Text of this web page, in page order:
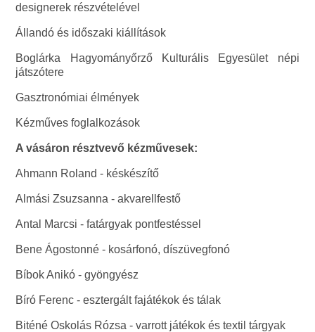
designerek részvételével
Állandó és időszaki kiállítások
Boglárka Hagyományőrző Kulturális Egyesület népi
játszótere
Gasztronómiai élmények
Kézműves foglalkozások
A vásáron résztvevő kézművesek:
Ahmann Roland - késkészítő
Almási Zsuzsanna - akvarellfestő
Antal Marcsi - fatárgyak pontfestéssel
Bene Ágostonné - kosárfonó, díszüvegfonó
Bíbok Anikó - gyöngyész
Bíró Ferenc - esztergált fajátékok és tálak
Biténé Oskolás Rózsa - varrott játékok és textil tárgyak